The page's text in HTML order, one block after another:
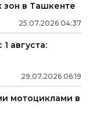
зон в Ташкенте
25.07.2026 04:37
августа:
29.07.2026 06:19
мотоциклами в